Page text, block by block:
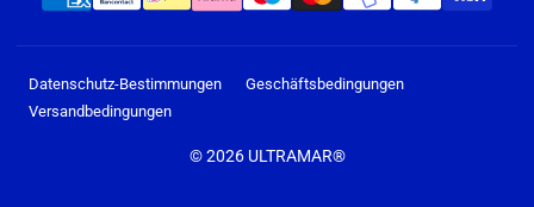
Datenschutz-Bestimmungen
Geschäftsbedingungen
Versandbedingungen
© 2026 ULTRAMAR®